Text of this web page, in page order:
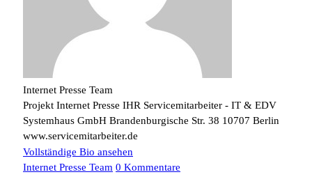
Internet Presse Team
Projekt Internet Presse IHR Servicemitarbeiter - IT & EDV
Systemhaus GmbH Brandenburgische Str. 38 10707 Berlin
www.servicemitarbeiter.de
Vollständige Bio ansehen
Internet Presse Team 0 Kommentare